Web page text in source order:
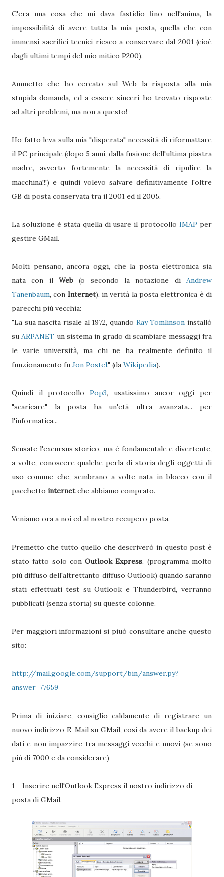
C'era una cosa che mi dava fastidio fino nell'anima, la
impossibilità di avere tutta la mia posta, quella che con
immensi sacrifici tecnici riesco a conservare dal 2001 (cioè
dagli ultimi tempi del mio mitico P200).
Ammetto che ho cercato sul Web la risposta alla mia
stupida domanda, ed a essere sinceri ho trovato risposte
ad altri problemi, ma non a questo!
Ho fatto leva sulla mia "disperata" necessità di riformattare
il PC principale (dopo 5 anni, dalla fusione dell'ultima piastra
madre, avverto fortemente la necessità di ripulire la
macchina!!!) e quindi volevo salvare definitivamente l'oltre
GB di posta conservata tra il 2001 ed il 2005.
La soluzione è stata quella di usare il protocolloIMAP per
gestire GMail.
Molti pensano, ancora oggi, che la posta elettronica sia
nata con il Web (o secondo la notazione di Andrew
Tanenbaum, con Internet), in verità la posta elettronica è di
parecchi più vecchia:
"La sua nascita risale al 1972, quando Ray Tomlinson installò
suARPANET un sistema in grado di scambiare messaggi fra
le varie università, ma chi ne ha realmente definito il
funzionamento fu Jon Postel." (da Wikipedia).
Quindi il protocolloPop3, usatissimo ancor oggi per
"scaricare" la posta ha un'età ultra avanzata... per
l'informatica...
Scusate l'excursus storico, ma è fondamentale e divertente,
a volte, conoscere qualche perla di storia degli oggetti di
uso comune che, sembrano a volte nata in blocco con il
pacchetto internetche abbiamo comprato.
Veniamo ora a noi ed al nostro recupero posta.
Premetto che tutto quello che descriverò in questo post è
stato fatto solo conOutlook Express, (programma molto
più diffuso dell'altrettanto diffuso Outlook) quando saranno
stati effettuati test su Outlook e Thunderbird, verranno
pubblicati (senza storia) su queste colonne.
Per maggiori informazioni si piuò consultare anche questo
sito:
http://mail.google.com/support/bin/answer.py?
answer=77659
Prima di iniziare, consiglio caldamente di registrare un
nuovo indirizzo E-Mail su GMail, così da avere il backup dei
dati e non impazzire tra messaggi vecchi e nuovi (se sono
più di 7000 e da considerare)
1 - Inserire nell'Outlook Express il nostro indirizzo di
posta di GMail.